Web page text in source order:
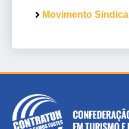
Movimento Sindical